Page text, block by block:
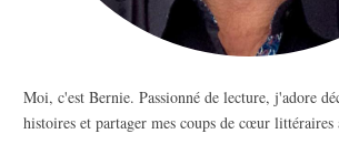
Moi, c'est Bernie. Passionné de lecture, j'adore
histoires et partager mes coups de cœur littéraires